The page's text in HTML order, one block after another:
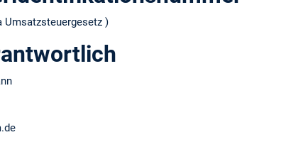
Umsatzsteuergesetz )